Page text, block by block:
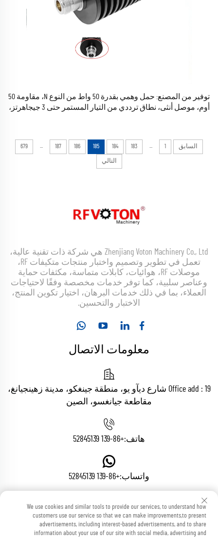
توفير من المصنع: حمل وهمي بقدرة 50 واط من النوع N، مقاومة 50
أوم، موصل أنثى، نطاق ترددي من التيار المستمر حتى 3 جيجاهرتز،
السابق 1
...
183
184
185
186
187
...
679
التالي
Zhenjiang Voton Machinery Co., Ltd هي شركة ذات تقنية عالية،
تعمل في تطوير وتصميم واختبار منتجات متكيفات RF،
موصلات RF، هوائيات، كابلات متماسة، مكثفات حماية
وعناصر سلبية، كما توفر خدمات مخصصة وفقًا لاحتياجات
العملاء، بما في ذلك خدمات البرهان، اختيار تكوين المنتج،
الاختبار والتحسين.
معلومات الاتصال
Office add : 19 شارع ديآو يو، منطقة جينغكو، مدينة زهينجيانغ،
مقاطعة جيانغسو، الصين
هاتف:+86-139 52845139
واتساب:+86-139 52845139
البريد الإلكتروني:[email protected]
We use cookies and similar tools to provide our services, to understand how
customers use our service so that we can make improvements,to present
advertisements, including interest-based advertisements, and to share
information about your use of our site with social media, advertising and